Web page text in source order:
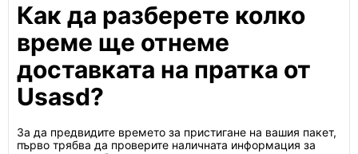
Как да разберете колко
време ще отнеме
доставката на пратка от
Usasd?
За да предвидите времето за пристигане на вашия пакет,
първо трябва да проверите наличната информация за